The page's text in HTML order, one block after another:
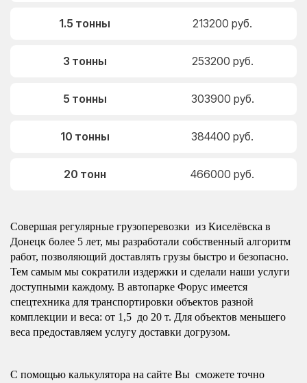
1.5 тонны 213200 руб.
3 тонны 253200 руб.
5 тонны 303900 руб.
10 тонны 384400 руб.
20 тонн 466000 руб.
Совершая регулярные грузоперевозки из Киселёвска в
Донецк более 5 лет, мы разработали собственный алгоритм
работ, позволяющий доставлять грузы быстро и безопасно.
Тем самым мы сократили издержки и сделали наши услуги
доступными каждому. В автопарке Форус имеется
спецтехника для транспортировки объектов разной
комплекции и веса: от 1,5 до 20 т. Для объектов меньшего
веса предоставляем услугу доставки догрузом.
С помощью калькулятора на сайте Вы сможете точно